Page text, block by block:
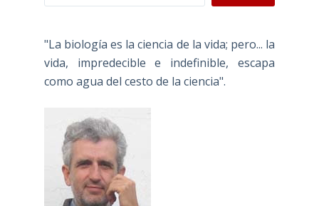
"La biología es la ciencia de la vida; pero... la
vida, impredecible e indefinible, escapa
como agua del cesto de la ciencia".